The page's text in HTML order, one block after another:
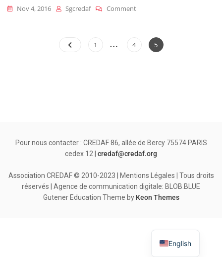
Nov 4, 2016 Sgcredaf CommentOn
Pagination
Page
1 … Page
4 Page
5
Pour nous contacter : CREDAF 86, allée de Bercy 75574 PARIS
cedex 12 | credaf@credaf.org
Association CREDAF © 2010-2023 | Mentions Légales | Tous droits
réservés | Agence de communication digitale: BLOB.BLUE
Gutener Education Theme by Keon Themes
English